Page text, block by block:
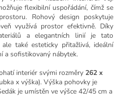
flexibilní uspořádání, čímž se
Rohový design poskytuje
využívá prostor efektivně. Díky
a elegantních linií je tato
ale také esteticky přitažlivá, ideální
a sofistikovaný nábytek.
interiér svými rozměry 262 x
x výška). Výška pohovky je
je umístěn ve výšce 42/45 cm a